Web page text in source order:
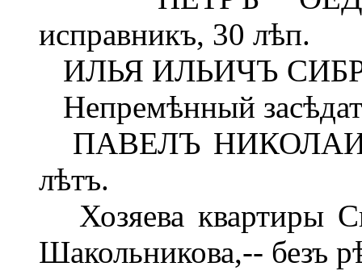
исправникъ, 30 лѣп.
ИЛЬЯ ИЛЬИЧЪ
Непремѣнный
ПАВЕЛЪ
лѣтъ.
Хозяева квартиры
Шакольникова,-- безъ